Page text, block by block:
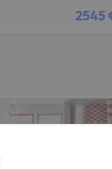
2545